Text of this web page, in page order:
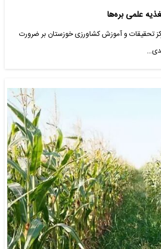
علمی بره‌ها
تحقیقات و آموزش کشاورزی خوزستان بر ضرورت